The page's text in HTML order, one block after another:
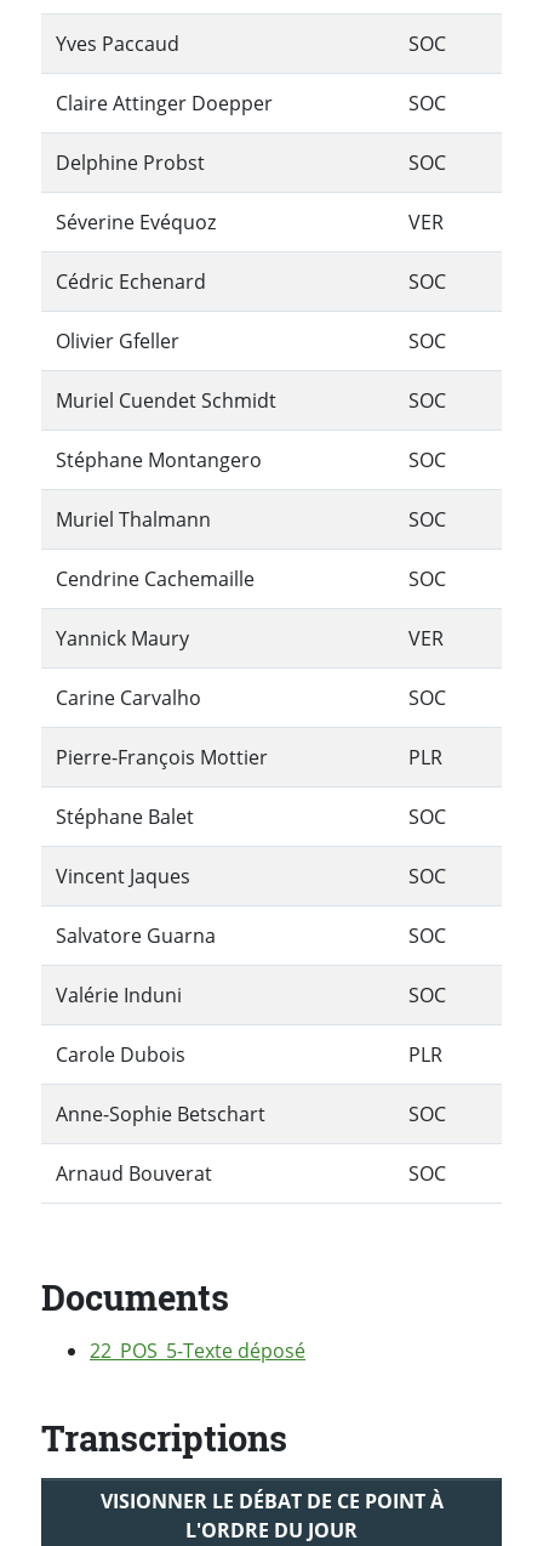
Yves Paccaud SOC
Claire Attinger Doepper SOC
Delphine Probst SOC
Séverine Evéquoz VER
Cédric Echenard SOC
Olivier Gfeller SOC
Muriel Cuendet Schmidt SOC
Stéphane Montangero SOC
Muriel Thalmann SOC
Cendrine Cachemaille SOC
Yannick Maury VER
Carine Carvalho SOC
Pierre-François Mottier PLR
Stéphane Balet SOC
Vincent Jaques SOC
Salvatore Guarna SOC
Valérie Induni SOC
Carole Dubois PLR
Anne-Sophie Betschart SOC
Arnaud Bouverat SOC
Documents
22_POS_5-Texte déposé
Transcriptions
VISIONNER LE DÉBAT DE CE POINT À
L'ORDRE DU JOUR